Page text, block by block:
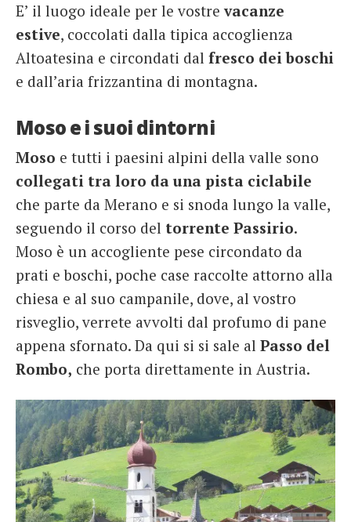
E’ il luogo ideale per le vostrevacanze
estive, coccolati dalla tipica accoglienza
Altoatesina e circondati dal fresco dei boschi
e dall’aria frizzantina di montagna.
Moso e i suoi dintorni
Moso e tutti i paesini alpini della valle sono
collegati tra loro da una pista ciclabile
che parte da Merano e si snoda lungo la valle,
seguendo il corso del torrente Passirio.
Moso è un accogliente pese circondato da
prati e boschi, poche case raccolte attorno alla
chiesa e al suo campanile, dove, al vostro
risveglio, verrete avvolti dal profumo di pane
appena sfornato. Da qui si si sale al Passo del
Rombo, che porta direttamente in Austria.